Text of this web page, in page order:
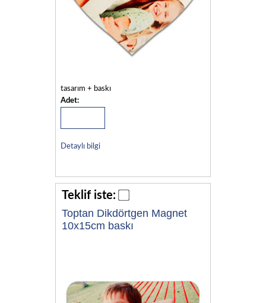
tasarım + baskı
Adet:
Detaylı bilgi
Teklif iste:
Toptan Dikdörtgen Magnet
10x15cm baskı